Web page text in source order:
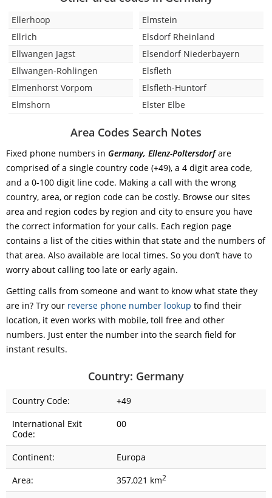
Ellerhoop
Ellrich
Ellwangen Jagst
Ellwangen-Rohlingen
Elmenhorst Vorpom
Elmshorn
Elmstein
Elsdorf Rheinland
Elsendorf Niederbayern
Elsfleth
Elsfleth-Huntorf
Elster Elbe
Area Codes Search Notes
Fixed phone numbers in Germany, Ellenz-Poltersdorfare
comprised of a single country code (+49), a 4 digit area code,
and a 0-100 digit line code. Making a call with the wrong
country, area, or region code can be costly. Browse our sites
area and region codes by region and city to ensure you have
the correct information for your calls. Each region page
contains a list of the cities within that state and the numbers of
that area. Also available are local times. So you don’t have to
worry about calling too late or early again.
Getting calls from someone and want to know what state they
are in? Try our reverse phone number lookup to find their
location, it even works with mobile, toll free and other
numbers. Just enter the number into the search field for
instant results.
Country: Germany
Country Code:
+49
International Exit
Code:
00
Continent:
Europa
Area:
357,021 km2